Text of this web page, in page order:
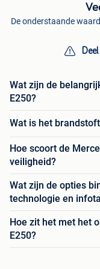
De onderstaande
Wat zijn de
E250?
Wat is het
Hoe scoort de
veiligheid?
Wat zijn de opties
technologie en
Hoe zit het met het
E250?